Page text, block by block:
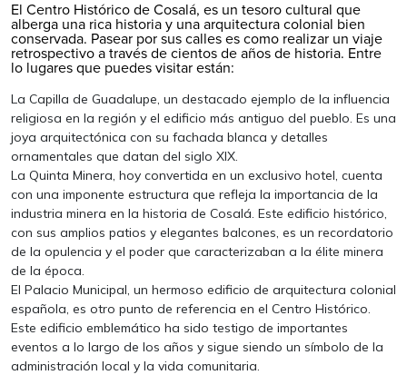
El Centro Histórico de Cosalá, es un tesoro cultural que
alberga una rica historia y una arquitectura colonial bien
conservada. Pasear por sus calles es como realizar un viaje
retrospectivo a través de cientos de años de historia. Entre
lo lugares que puedes visitar están:
La Capilla de Guadalupe, un destacado ejemplo de la influencia
religiosa en la región y el edificio más antiguo del pueblo. Es una
joya arquitectónica con su fachada blanca y detalles
ornamentales que datan del siglo XIX.
La Quinta Minera, hoy convertida en un exclusivo hotel, cuenta
con una imponente estructura que refleja la importancia de la
industria minera en la historia de Cosalá. Este edificio histórico,
con sus amplios patios y elegantes balcones, es un recordatorio
de la opulencia y el poder que caracterizaban a la élite minera
de la época.
El Palacio Municipal, un hermoso edificio de arquitectura colonial
española, es otro punto de referencia en el Centro Histórico.
Este edificio emblemático ha sido testigo de importantes
eventos a lo largo de los años y sigue siendo un símbolo de la
administración local y la vida comunitaria.